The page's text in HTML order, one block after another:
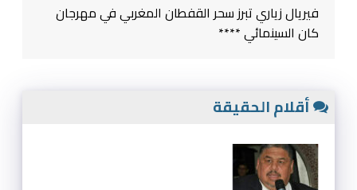
فيريال زياري تبرز سحر القفطان المغربي في مهرجان
كان السينمائي ****
أقلام الحقيقة